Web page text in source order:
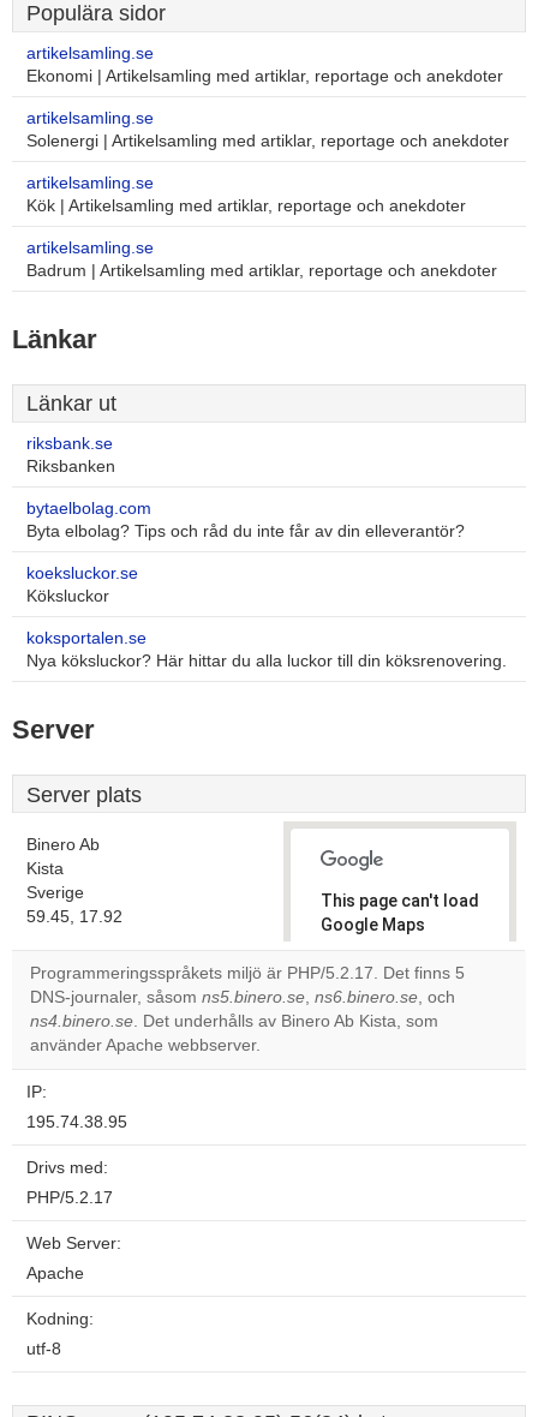
Populära sidor
artikelsamling.se
Ekonomi | Artikelsamling med artiklar, reportage och anekdoter
artikelsamling.se
Solenergi | Artikelsamling med artiklar, reportage och anekdoter
artikelsamling.se
Kök | Artikelsamling med artiklar, reportage och anekdoter
artikelsamling.se
Badrum | Artikelsamling med artiklar, reportage och anekdoter
Länkar
Länkar ut
riksbank.se
Riksbanken
bytaelbolag.com
Byta elbolag? Tips och råd du inte får av din elleverantör?
koeksluckor.se
Köksluckor
koksportalen.se
Nya köksluckor? Här hittar du alla luckor till din köksrenovering.
Server
Server plats
Binero Ab
Kista
Sverige
59.45, 17.92
This page can't load
Google Maps
correctly.
Do you
own this
Programmeringsspråkets miljö är PHP/5.2.17. Det finns 5
DNS-journaler, såsom ns5.binero.se, ns6.binero.se, och
ns4.binero.se. Det underhålls av Binero Ab Kista, som
använder Apache webbserver.
IP:
195.74.38.95
Drivs med:
PHP/5.2.17
Web Server:
Apache
Kodning:
utf-8